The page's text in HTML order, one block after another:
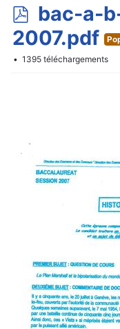
p
d
f
bac-a-
2007.pdf
1395 téléchargements